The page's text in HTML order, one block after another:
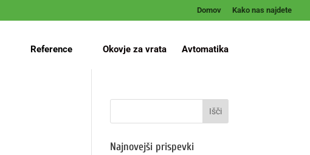
Domov Kako nas najdete
Reference Okovje za vrata Avtomatika
Najnovejši prispevki